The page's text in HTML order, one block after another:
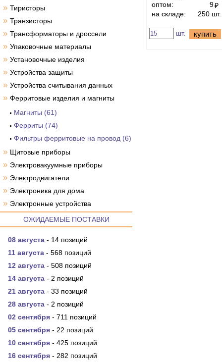
» Тиристоры
» Транзисторы
» Трансформаторы и дроссели
» Упаковочные материалы
» Установочные изделия
» Устройства защиты
» Устройства считывания данных
» Ферритовые изделия и магниты
Магниты (61)
Ферриты (74)
Фильтры ферритовые на провод (6)
» Щитовые приборы
» Электровакуумные приборы
» Электродвигатели
» Электроника для дома
» Электронные устройства
ОЖИДАЕМЫЕ ПОСТАВКИ
08 августа - 14 позиций
11 августа - 568 позиций
12 августа - 508 позиций
14 августа - 2 позиций
21 августа - 33 позиций
28 августа - 2 позиций
02 сентября - 711 позиций
05 сентября - 22 позиций
10 сентября - 425 позиций
16 сентября - 282 позиций
оптом:
9₽
на складе:
250 шт.
шт. купить